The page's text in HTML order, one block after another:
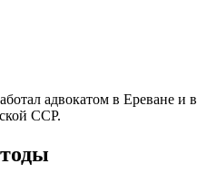
адвокатом в Ереване и в
ССР.